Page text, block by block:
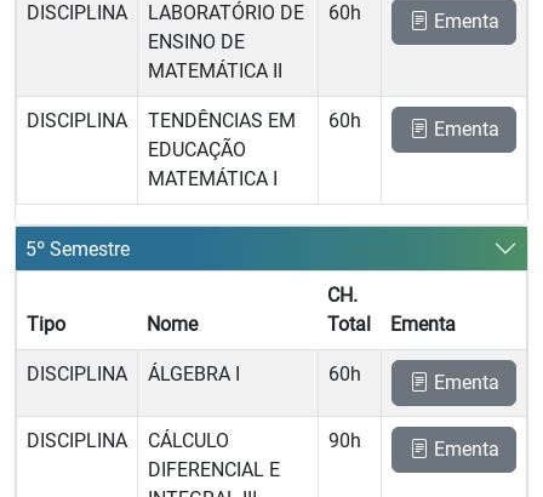
DISCIPLINA
LABORATÓRIO DE
ENSINO DE
MATEMÁTICA II
60h Ementa
DISCIPLINA
TENDÊNCIAS EM
EDUCAÇÃO
MATEMÁTICA I
60h Ementa
5º Semestre
Tipo Nome
CH.
Total
Ementa
DISCIPLINA ÁLGEBRA I 60h Ementa
DISCIPLINA
CÁLCULO
DIFERENCIAL E
90h Ementa